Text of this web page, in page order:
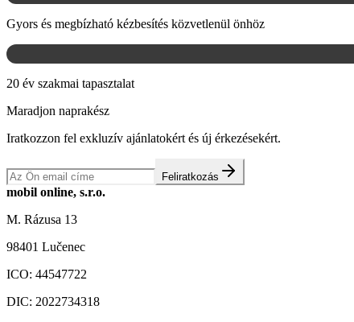
Gyors és megbízható kézbesítés közvetlenül önhöz
20 év szakmai tapasztalat
Maradjon naprakész
Iratkozzon fel exkluzív ajánlatokért és új érkezésekért.
Feliratkozás
mobil online, s.r.o.
M. Rázusa 13
98401 Lučenec
ICO: 44547722
DIC: 2022734318